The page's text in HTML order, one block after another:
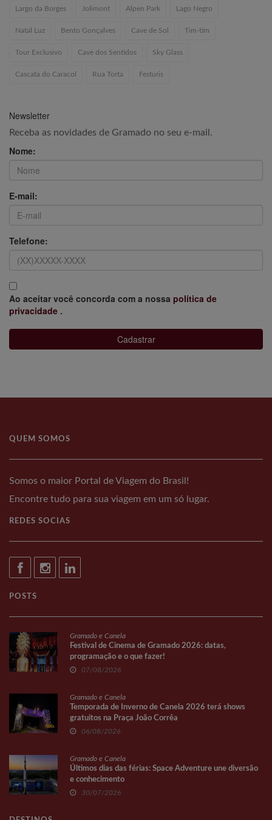
Largo da Borges Jolimont Alpen Park Lago Negro
Natal Luz Bento Gonçalves Cave de Sol Tim-tim
Tour Exclusivo Cave dos Sentidos Sky Glass
Cascata do Caracol Rua Torta Festuris
Newsletter
Receba as novidades de Gramado no seu e-mail.
Nome:
E-mail:
Telefone:
Ao aceitar você concorda com a nossa política de
privacidade .
Cadastrar
QUEM SOMOS
Somos o maior Portal de Viagem do Brasil!
Encontre tudo para sua viagem em um só lugar.
REDES SOCIAS
POSTS
Gramado e Canela
Festival de Cinema de Gramado 2026: datas,
programação e o que fazer!
07/08/2026
Gramado e Canela
Temporada de Inverno de Canela 2026 terá shows
gratuitos na Praça João Corrêa
06/08/2026
Gramado e Canela
Últimos dias das férias: Space Adventure une diversão
e conhecimento
30/07/2026